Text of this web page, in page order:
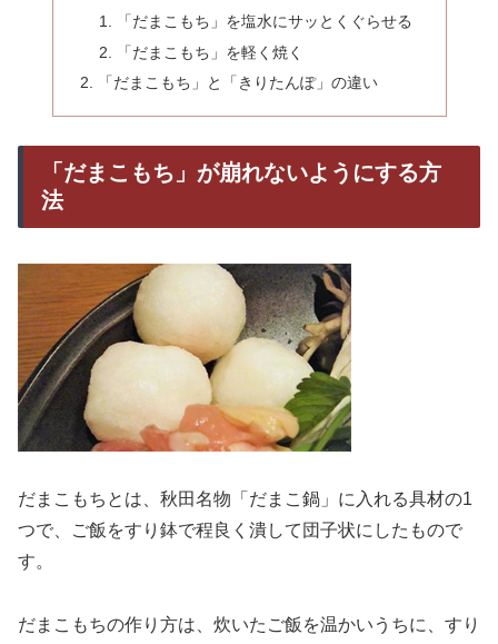
「だまこもち」を塩水にサッとくぐらせる
「だまこもち」を軽く焼く
「だまこもち」と「きりたんぽ」の違い
「だまこもち」が崩れないようにする方
法
だまこもちとは、秋田名物「だまこ鍋」に入れる具材の1
つで、ご飯をすり鉢で程良く潰して団子状にしたもので
す。
だまこもちの作り方は、炊いたご飯を温かいうちに、すり